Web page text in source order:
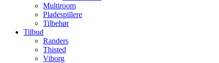
Multiroom
Pladespillere
Tilbehør
Tilbud
Randers
Thisted
Viborg